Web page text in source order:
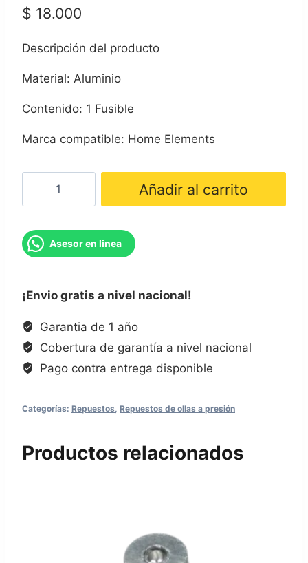
$ 18.000
Descripción del producto
Material: Aluminio
Contenido: 1 Fusible
Marca compatible: Home Elements
Elements
cantidad
Añadir al carrito
Asesor en linea
¡Envio gratis a nivel nacional!
Garantia de 1 año
Cobertura de garantía a nivel nacional
Pago contra entrega disponible
Categorías: Repuestos Repuestos de ollas a presión
Productos relacionados